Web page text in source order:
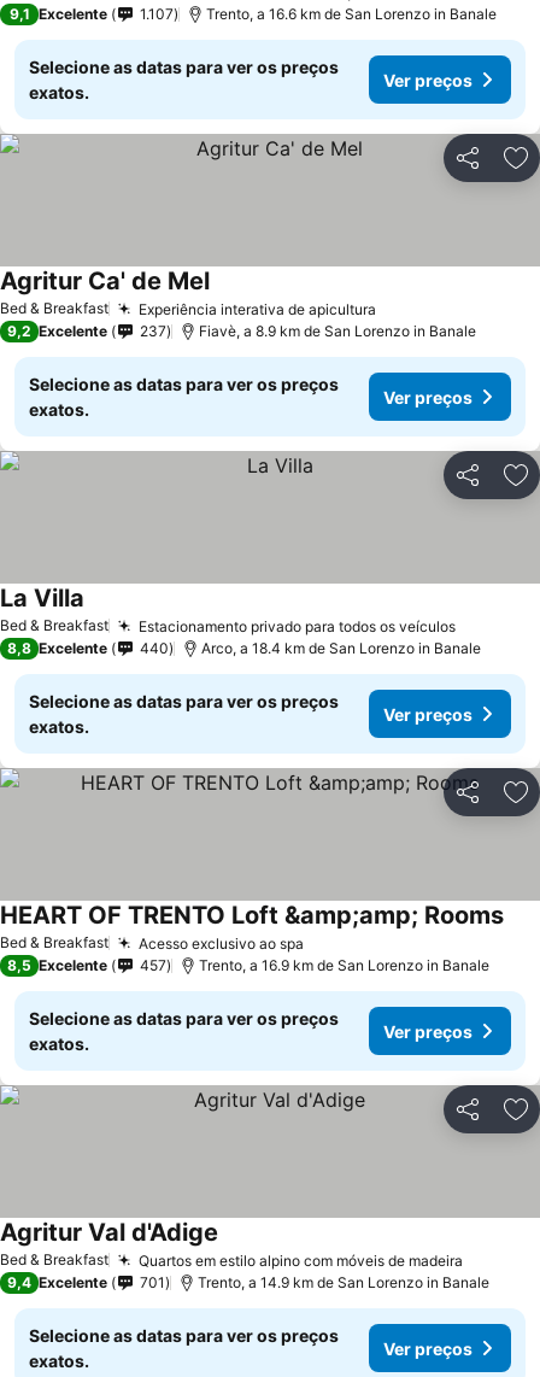
9,1 Excelente 1.107 Trento, a 16.6 km de San Lorenzo in Banale
Selecione as datas para ver os preços
exatos.
Ver preços
Partilhar
Bed & Breakfast Experiência interativa de apicultura
Agritur Ca' de MelVer preços
9,2 Excelente 237 Fiavè, a 8.9 km de San Lorenzo in Banale
Selecione as datas para ver os preços
exatos.
Ver preços
Partilhar
Bed & Breakfast Estacionamento privado para todos os veículosVer
La Villa
8,8 Excelente 440 Arco, a 18.4 km de San Lorenzo in Banale
Selecione as datas para ver os preços
exatos.
Ver preços
Partilhar
Bed & Breakfast Acesso exclusivo ao spa
HEART OF TRENTO Loft &amp;amp; RoomsVer
8,5 Excelente 457 Trento, a 16.9 km de San Lorenzo in Banale
Selecione as datas para ver os preços
exatos.
Ver preços
Partilhar
Bed & Breakfast Quartos em estilo alpino com móveis de madeira
Agritur Val d'Adige
9,4 Excelente 701 Trento, a 14.9 km de San Lorenzo in Banale
Selecione as datas para ver os preços
exatos.
Ver preços